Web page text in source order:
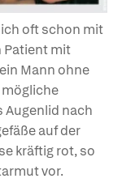
oft schon mit
Patient mit
Mann ohne
Augenlid nach
auf der
kräftig rot, so
vor.